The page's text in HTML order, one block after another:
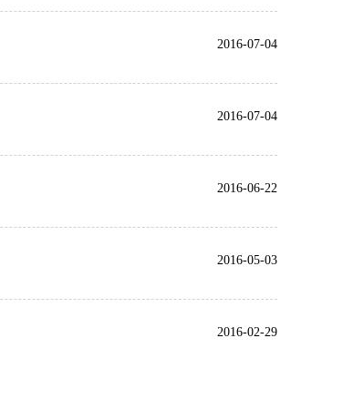
2016-07-04
2016-07-04
2016-06-22
2016-05-03
2016-02-29